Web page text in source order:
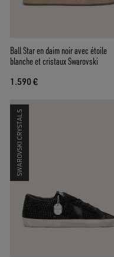
Ball Star en daim noir avec étoile
blanche et cristaux Swarovski
1.590 €
SWAROVSKI CRYSTALS